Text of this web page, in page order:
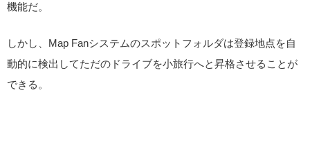
機能だ。
しかし、Map Fanシステムのスポットフォルダは登録地点を自
動的に検出してただのドライブを小旅行へと昇格させることが
できる。